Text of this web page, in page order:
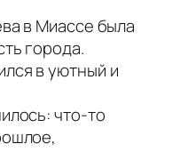
в Миассе была
города.
в уютный и
что-то